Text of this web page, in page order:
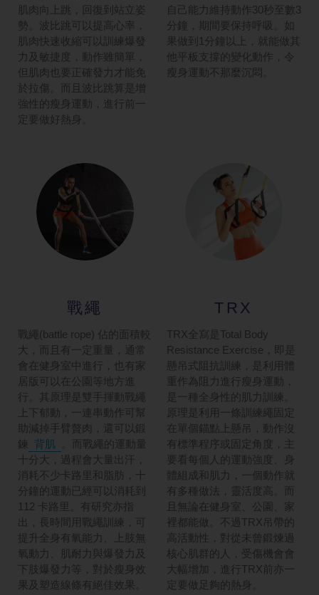
肌肉向上跳，回復到站立姿
勢。波比跳可以提高心率，
肌肉快速收縮可以訓練爆發
力及敏捷度，動作雖簡單，
但肌肉也要正確發力才能免
於拉傷。而且波比跳算是增
強性的瘦身運動，進行前一
定要做好熱身。
自己能力維持動作30秒至數3
分鐘，期間要保持呼吸。如
果做到1分鐘以上，就能做其
他平板支撐的變化動作，令
瘦身運動不那麼沉悶。
戰繩
戰繩(battle rope) 佔的面積較
大，而且有一定重量，通常
會在健身室中進行，也有家
居版可以在公園等地方進
行。其原理是雙手揮動戰繩
上下郁動，一連串動作可幫
助減掉手臂贅肉，還可以鍛
鍊
背肌
。而戰繩的運動量
十分大，過程會大量出汗，
消耗不少卡路里和脂肪，十
分鐘的運動已經可以消耗到
112 卡路里。有研究亦指
出，長時間用戰繩訓練，可
提升全身有氧能力、上肢無
氧動力、肌耐力與爆發力及
下肢爆發力等，對於瘦身效
果及塑造線條有絕佳效果。
TRX
TRX全寫是Total Body
Resistance Exercise，即是
懸吊式阻抗訓練，是利用體
重作為阻力進行瘦身運動，
是一種全身性的肌力訓練。
原理是利用一條訓練繩固定
在單個錨點上懸吊，動作沒
有標準程序或固定角度，主
要看每個人的運動強度、身
體組成和肌力，一個動作就
有多種做法，靈活度高。而
且無論在健身室、公園、家
裡都能做。不過TRX吊帶的
高活動性，對從未曾鍛煉過
核心肌群的人，受傷機會會
大幅增加，進行TRX前亦一
定要做足夠的熱身。